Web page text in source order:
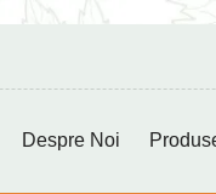
Despre Noi